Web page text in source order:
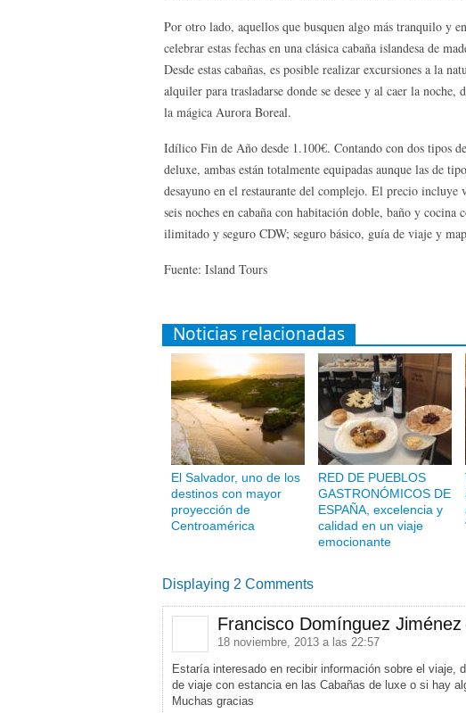
Por otro lado, aquellos que busquen algo más tranquilo y
celebrar estas fechas en una clásica cabaña islandesa de
Desde estas cabañas, es posible realizar excursiones a la
alquiler para trasladarse donde se desee y al caer la
la mágica Aurora Boreal.
Idílico Fin de Año desde 1.100€. Contando con dos tipos
deluxe, ambas están totalmente equipadas aunque las de
desayuno en el restaurante del complejo. El precio incluye
seis noches en cabaña con habitación doble, baño y
ilimitado y seguro CDW; seguro básico, guía de viaje y
Fuente: Island Tours
Noticias relacionadas
El Salvador, uno de los
destinos con mayor
proyección de
Centroamérica
RED DE PUEBLOS
GASTRONÓMICOS DE
ESPAÑA, excelencia y
calidad en un viaje
emocionante
Displaying 2 Comments
Francisco Domínguez Jiménez
18 noviembre, 2013 a las 22:57
Estaría interesado en recibir información sobre el
de viaje con estancia en las Cabañas de luxe o si hay
Muchas gracias